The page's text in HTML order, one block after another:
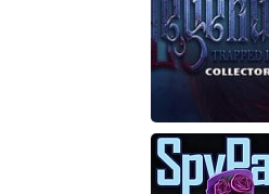
DARK MINUTE: